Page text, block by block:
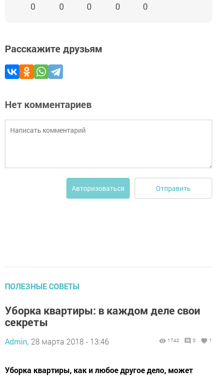
0 0 0 0 0
Расскажите друзьям
Нет комментариев
Авторизоваться Отправить
ПОЛЕЗНЫЕ СОВЕТЫ
Уборка квартиры: в каждом деле свои
секреты
Admin, 28 марта 2018 - 13:46 1742 0 1
Уборка квартиры, как и любое другое дело, может